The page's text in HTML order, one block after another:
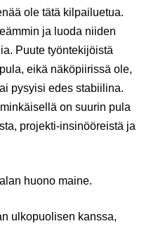
ole tätä kilpailuetua.
ja luoda niiden
Puute työntekijöistä
eikä näköpiirissä ole,
pysyisi edes stabiilina.
on suurin pula
projekti-insinööreistä ja
huono maine.
ulkopuolisen kanssa,